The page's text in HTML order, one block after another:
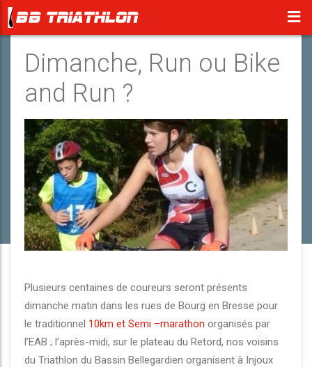
Dimanche, Run ou Bike
and Run ?
Plusieurs centaines de coureurs seront présents
dimanche matin dans les rues de Bourg en Bresse pour
le traditionnel 10km et Semi –marathon organisés par
l’EAB ; l’après-midi, sur le plateau du Retord, nos voisins
du Triathlon du Bassin Bellegardien organisent à Injoux